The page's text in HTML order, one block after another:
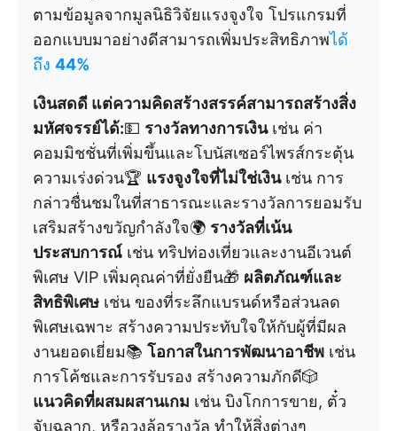
ตามข้อมูลจากมูลนิธิวิจัยแรงจูงใจ โปรแกรมที่
ออกแบบมาอย่างดีสามารถเพิ่มประสิทธิภาพได้
ถึง 44%
เงินสดดี แต่ความคิดสร้างสรรค์สามารถสร้างสิ่ง
มหัศจรรย์ได้:💵 รางวัลทางการเงินเช่น ค่า
คอมมิชชั่นที่เพิ่มขึ้นและโบนัสเซอร์ไพรส์กระตุ้น
ความเร่งด่วน🏆 แรงจูงใจที่ไม่ใช่เงินเช่น การ
กล่าวชื่นชมในที่สาธารณะและรางวัลการยอมรับ
เสริมสร้างขวัญกำลังใจ🌍 รางวัลที่เน้น
ประสบการณ์ เช่น ทริปท่องเที่ยวและงานอีเวนต์
พิเศษ VIP เพิ่มคุณค่าที่ยั่งยืน🎁 ผลิตภัณฑ์และ
สิทธิพิเศษ เช่น ของที่ระลึกแบรนด์หรือส่วนลด
พิเศษเฉพาะ สร้างความประทับใจให้กับผู้ที่มีผล
งานยอดเยี่ยม📚 โอกาสในการพัฒนาอาชีพ เช่น
การโค้ชและการรับรอง สร้างความภักดี🎲
แนวคิดที่ผสมผสานเกม เช่น บิงโกการขาย, ตั๋ว
จับฉลาก, หรือวงล้อรางวัล ทำให้สิ่งต่างๆ